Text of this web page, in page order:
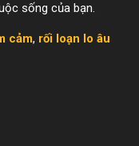
sống của bạn.
cảm, rối loạn lo âu